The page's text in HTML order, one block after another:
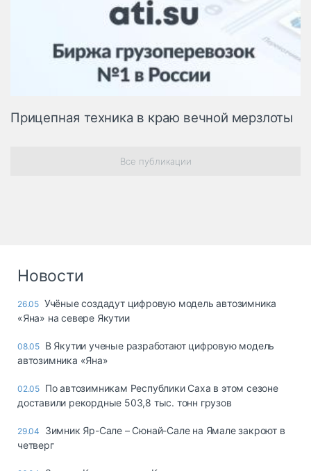
Прицепная техника в краю вечной мерзлоты
Все публикации
Новости
26.05 Учёные создадут цифровую модель автозимника
«Яна» на севере Якутии
08.05 В Якутии ученые разработают цифровую модель
автозимника «Яна»
02.05 По автозимникам Республики Саха в этом сезоне
доставили рекордные 503,8 тыс. тонн грузов
29.04
Зимник Яр-Сале – Сюнай-Сале на Ямале закроют в
четверг